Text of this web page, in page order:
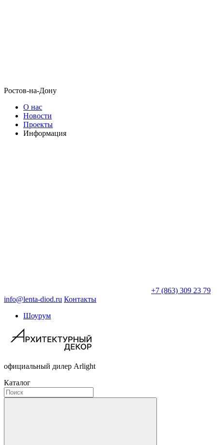
Ростов-на-Дону
О нас
Новости
Проекты
Информация
+7 (863) 309 23 79
info@lenta-diod.ru Контакты
Шоурум
официальный дилер Arlight
Каталог